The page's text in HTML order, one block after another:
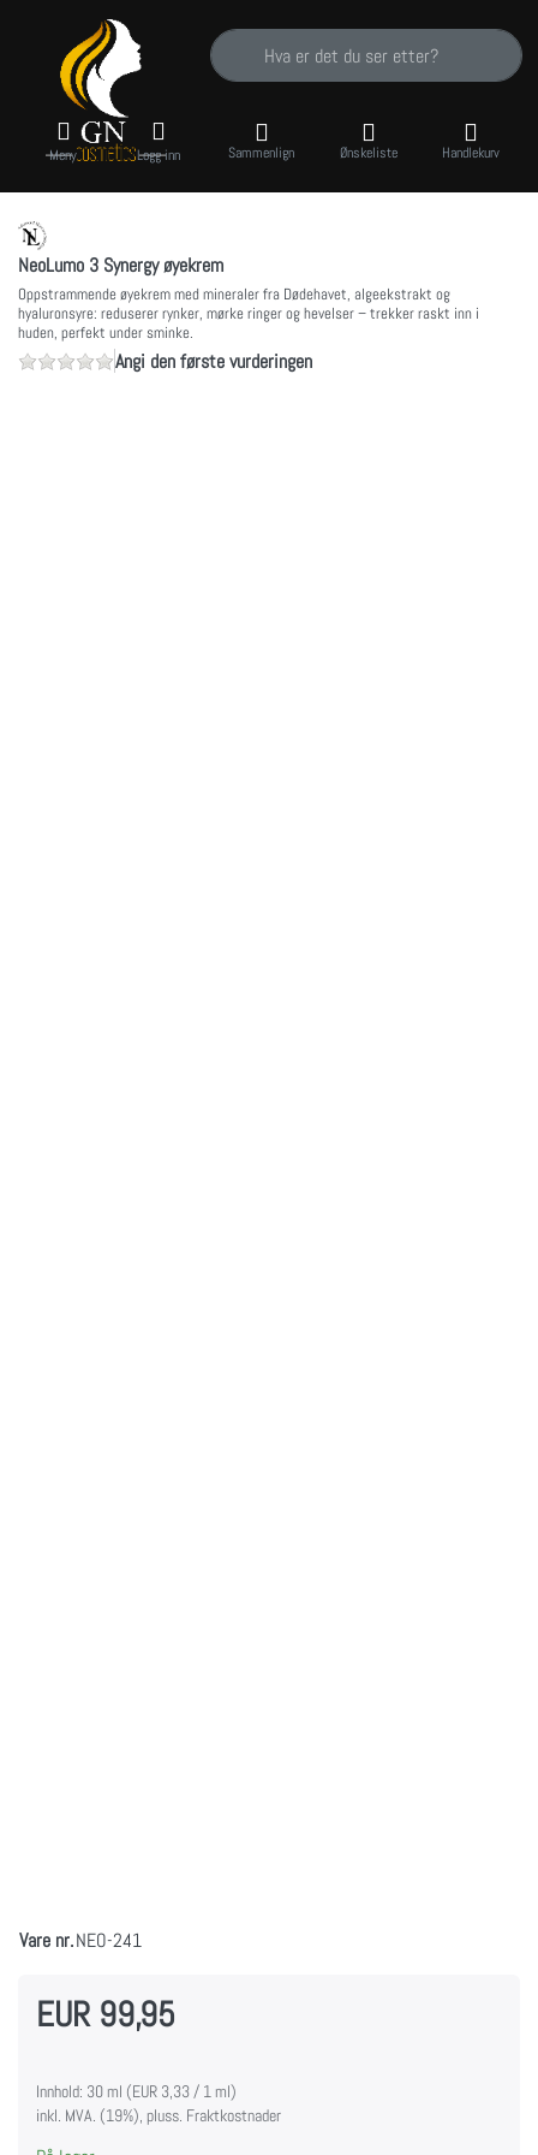
Skriv inn et søkeord. De første resultatene
Meny Logg inn Sammenlign Ønskeliste Handlekurv
NeoLumo 3 Synergy øyekrem
Oppstrammende øyekrem med mineraler fra Dødehavet, algeekstrakt og
hyaluronsyre: reduserer rynker, mørke ringer og hevelser – trekker raskt inn i
huden, perfekt under sminke.
Angi den første vurderingen
Vare nr.NEO-241
EUR 99,95
Innhold: 30 ml (EUR 3,33 / 1 ml)
inkl. MVA. (19%), pluss. Fraktkostnader